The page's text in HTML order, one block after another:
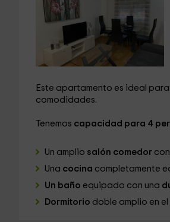
Este apartamento es ideal
comodidades.
Tenemos capacidad para 4
Un amplio salón comedor
Una cocina completamente
Un baño equipado con una
Dormitorio doble amplio en